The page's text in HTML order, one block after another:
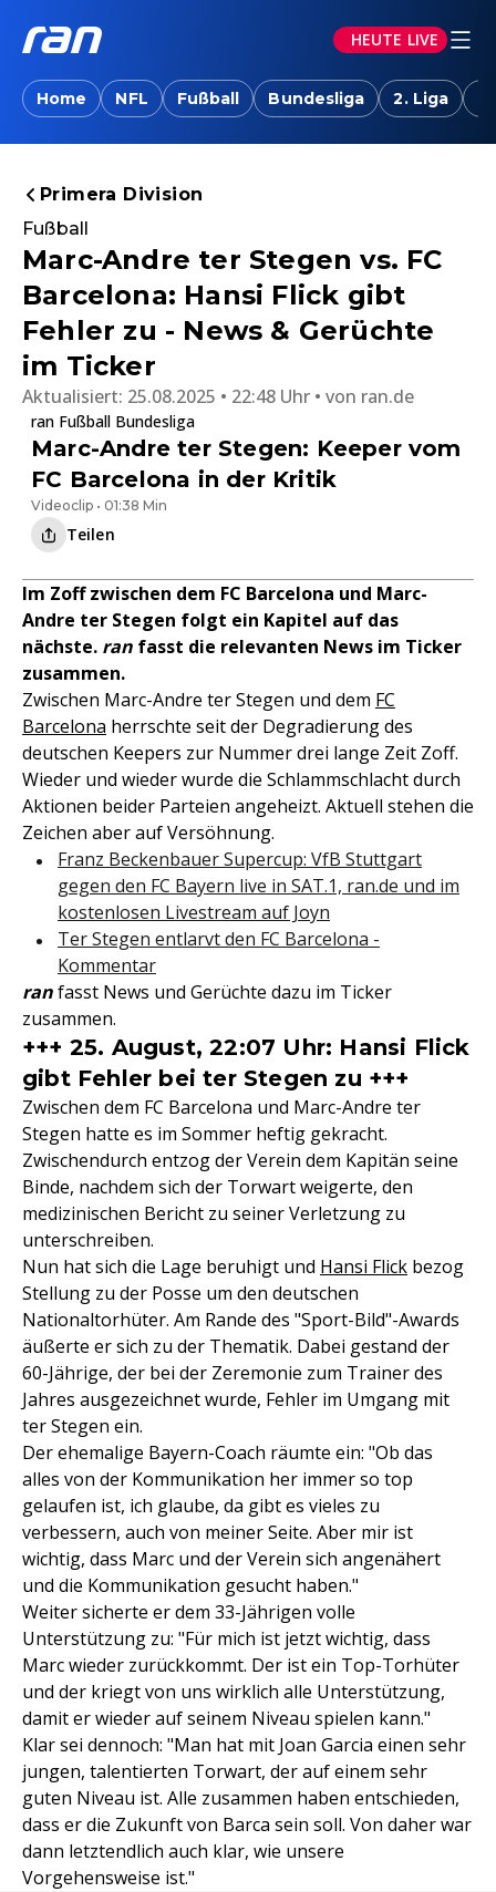
HEUTE LIVE
Home NFL Fußball Bundesliga 2. Liga
Primera Division
Fußball
Marc-Andre ter Stegen vs. FC
Barcelona: Hansi Flick gibt
Fehler zu - News & Gerüchte
im Ticker
Aktualisiert: 25.08.2025 • 22:48 Uhr von ran.de
ran Fußball Bundesliga
Marc-Andre ter Stegen: Keeper vom
FC Barcelona in der Kritik
Videoclip • 01:38 Min
Teilen
Im Zoff zwischen dem FC Barcelona und Marc-
Andre ter Stegen folgt ein Kapitel auf das
nächste. ran fasst die relevanten News im Ticker
zusammen.
Zwischen Marc-Andre ter Stegen und dem FC
Barcelona herrschte seit der Degradierung des
deutschen Keepers zur Nummer drei lange Zeit Zoff.
Wieder und wieder wurde die Schlammschlacht durch
Aktionen beider Parteien angeheizt. Aktuell stehen die
Zeichen aber auf Versöhnung.
Franz Beckenbauer Supercup: VfB Stuttgart
gegen den FC Bayern live in SAT.1, ran.de und im
kostenlosen Livestream auf Joyn
Ter Stegen entlarvt den FC Barcelona -
Kommentar
ranfasst News und Gerüchte dazu im Ticker
zusammen.
+++ 25. August, 22:07 Uhr: Hansi Flick
gibt Fehler bei ter Stegen zu +++
Zwischen dem FC Barcelona und Marc-Andre ter
Stegen hatte es im Sommer heftig gekracht.
Zwischendurch entzog der Verein dem Kapitän seine
Binde, nachdem sich der Torwart weigerte, den
medizinischen Bericht zu seiner Verletzung zu
unterschreiben.
Nun hat sich die Lage beruhigt und Hansi Flick bezog
Stellung zu der Posse um den deutschen
Nationaltorhüter. Am Rande des "Sport-Bild"-Awards
äußerte er sich zu der Thematik. Dabei gestand der
60-Jährige, der bei der Zeremonie zum Trainer des
Jahres ausgezeichnet wurde, Fehler im Umgang mit
ter Stegen ein.
Der ehemalige Bayern-Coach räumte ein: "Ob das
alles von der Kommunikation her immer so top
gelaufen ist, ich glaube, da gibt es vieles zu
verbessern, auch von meiner Seite. Aber mir ist
wichtig, dass Marc und der Verein sich angenähert
und die Kommunikation gesucht haben."
Weiter sicherte er dem 33-Jährigen volle
Unterstützung zu: "Für mich ist jetzt wichtig, dass
Marc wieder zurückkommt. Der ist ein Top-Torhüter
und der kriegt von uns wirklich alle Unterstützung,
damit er wieder auf seinem Niveau spielen kann."
Klar sei dennoch: "Man hat mit Joan Garcia einen sehr
jungen, talentierten Torwart, der auf einem sehr
guten Niveau ist. Alle zusammen haben entschieden,
dass er die Zukunft von Barca sein soll. Von daher war
dann letztendlich auch klar, wie unsere
Vorgehensweise ist."